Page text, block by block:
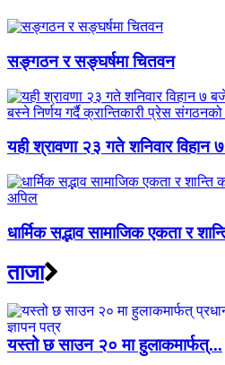
सङ्गठन र सङ्घर्षमा चितवन
यही श्रावणा २३ गते शनिवार विहान
धार्मिक सद्भाव सामाजिक एकता र
ताजा
यस्तो छ साउन २० मा हुलाकमार्फत्...